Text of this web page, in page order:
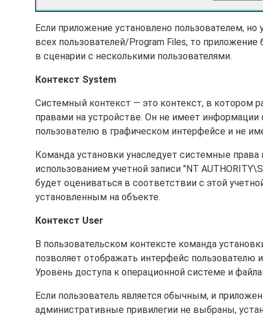
Если приложение установлено пользователем,
всех пользователей/Program Files, то
в сценарии с несколькими пользователями.
Контекст System
Системный контекст — это контекст, в котором
правами на устройстве. Он не имеет
пользователю в графическом интерфейсе и не
Команда установки унаследует системные права
использованием учетной записи "NT
будет оцениваться в соответствии с этой
установленным на объекте.
Контекст User
В пользовательском контексте команда
позволяет отображать интерфейс пользователю
Уровень доступа к операционной системе и
Если пользователь является обычным, и
административные привилегии не выбраны,